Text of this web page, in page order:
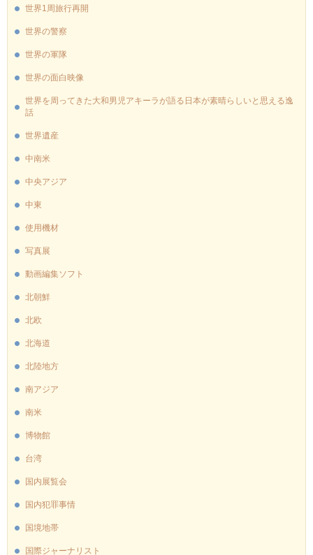
世界1周旅行再開
世界の警察
世界の軍隊
世界の面白映像
世界を周ってきた大和男児アキーラが語る日本が素晴らしいと思える逸
話
世界遺産
中南米
中央アジア
中東
使用機材
写真展
動画編集ソフト
北朝鮮
北欧
北海道
北陸地方
南アジア
南米
博物館
台湾
国内展覧会
国内犯罪事情
国境地帯
国際ジャーナリスト